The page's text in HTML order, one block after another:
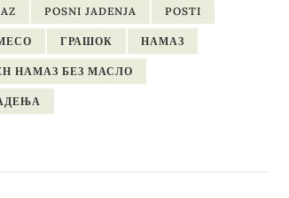
POSNI JADENJA POSTI
ГРАШОК НАМАЗ
НАМАЗ БЕЗ МАСЛО